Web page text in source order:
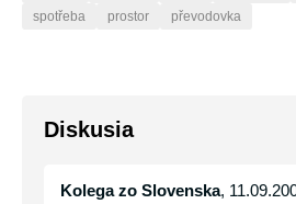
spotřeba
prostor převodovka
Diskusia
Kolega zo Slovenska,